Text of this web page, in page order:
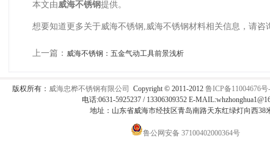
本文由威海不锈钢提供。
想要知道更多关于威海不锈钢,威海不锈钢材料相关信息，请咨
上一篇： 威海不锈钢：五金气动工具前景浅析
版权所有： 威海忠桦不锈钢有限公司 Copyright © 2011-2012 鲁ICP备11004676号
电话:0631-5925237 / 13306309352 E-
地址：山东省威海市经技区青岛南路天东红绿灯向西38
鲁公网安备 37100402000364号